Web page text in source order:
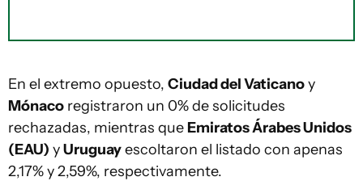
En el extremo opuesto, Ciudad del Vaticanoy
Mónaco registraron un 0% de solicitudes
rechazadas, mientras que Emiratos Árabes Unidos
(EAU) yUruguayescoltaron el listado con apenas
2,17% y 2,59%, respectivamente.